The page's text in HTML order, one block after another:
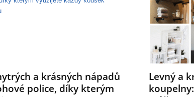
a krásných nápadů
police, díky kterým
Levný a